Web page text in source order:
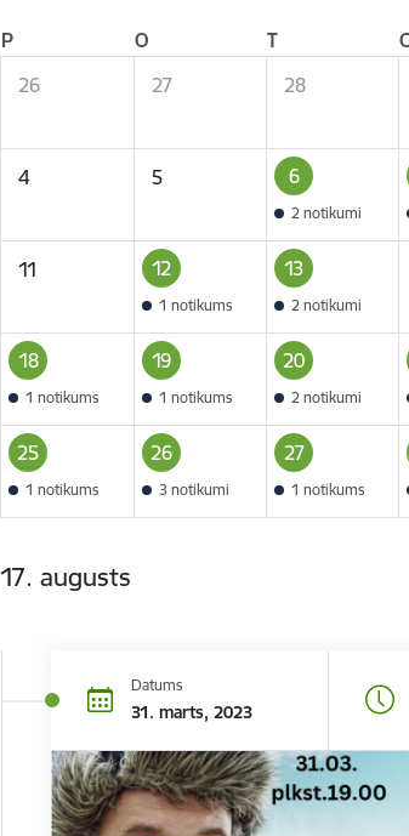
P O T C
26
27 28
4 5 6
2 notikumi
11 12
1 notikums
13
2 notikumi
18
1 notikums
19
1 notikums
20
2 notikumi
25
1 notikums
26
3 notikumi
27
1 notikums
17. augusts
Datums
31. marts, 2023